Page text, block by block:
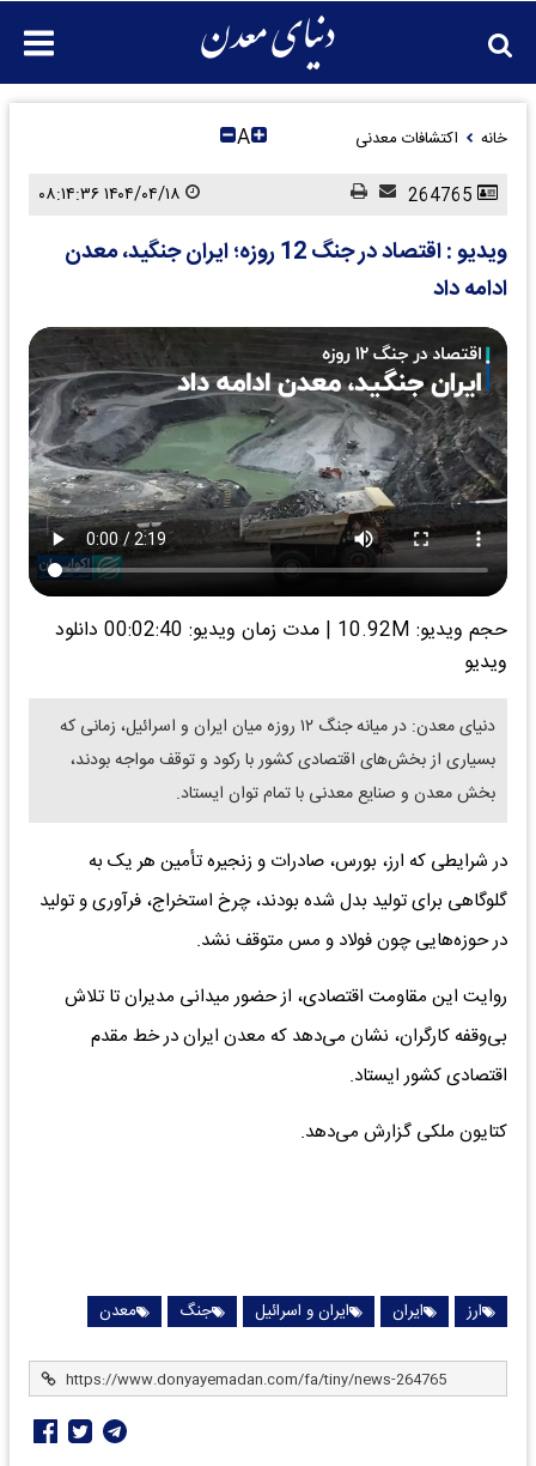
خانه اکتشافات معدنی A
ویدیو : اقتصاد در جنگ 12 روزه؛ ایران جنگید، معدن
ادامه داد
حجم ویدیو: 10.92M | مدت زمان ویدیو: 00:02:40
دانلود
ویدیو
دنیای معدن: در میانه‌ جنگ ۱۲ روزه میان ایران و اسرائیل، زمانی که
بسیاری از بخش‌های اقتصادی کشور با رکود و توقف مواجه بودند،
بخش معدن و صنایع معدنی با تمام توان ایستاد.
در شرایطی که ارز، بورس، صادرات و زنجیره تأمین هر یک به
گلوگاهی برای تولید بدل شده بودند، چرخ استخراج، فرآوری و تولید
در حوزه‌هایی چون فولاد و مس متوقف نشد.
روایت این مقاومت اقتصادی، از حضور میدانی مدیران تا تلاش
بی‌وقفه کارگران، نشان می‌دهد که معدن ایران در خط مقدم
اقتصادی کشور ایستاد.
کتایون ملکی گزارش می‌دهد.
ارز ایران ایران و اسرائیل جنگ معدن